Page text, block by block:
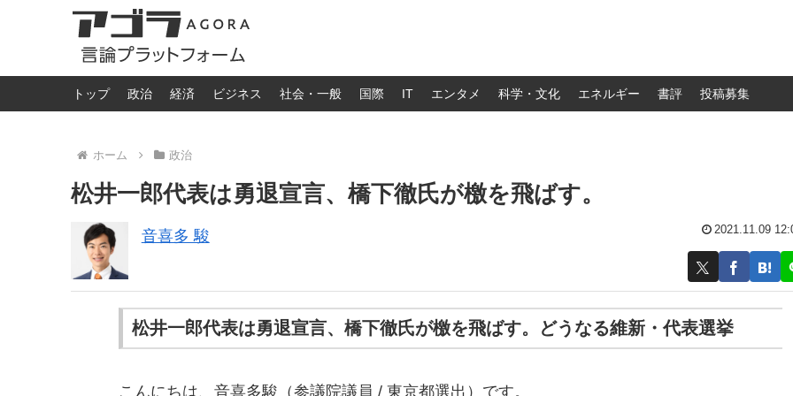
トップ 政治 経済 ビジネス 社会・一般 国際 IT エンタメ 科学・文化 エネルギー 書評 投稿募集
ホーム 政治
松井一郎代表は勇退宣言、橋下徹氏が檄を飛ばす。
音喜多 駿 2021.11.09
松井一郎代表は勇退宣言、橋下徹氏が檄を飛ばす。どうなる維新・代表選挙
こんにちは、音喜多駿（参議院議員 / 東京都選出）です。